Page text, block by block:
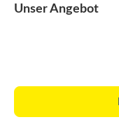
Unser Angebot